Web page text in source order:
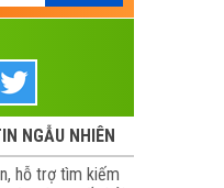
NGẪU NHIÊN
hỗ trợ tìm kiếm